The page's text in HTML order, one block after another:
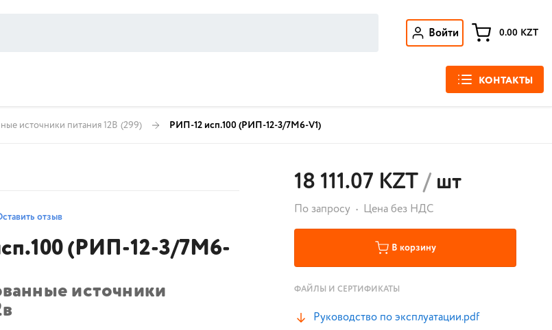
Войти 0.00 KZT
КОНТАКТЫ
источники питания 12В (299) РИП-12 исп.100 (РИП-12-3/7М6-V1)
отзыв
(РИП-12-3/7М6-
источники
18 111.07 KZT/шт
По запросу Цена без НДС
В корзину
ФАЙЛЫ И СЕРТИФИКАТЫ
Руководство по эксплуатации.pdf